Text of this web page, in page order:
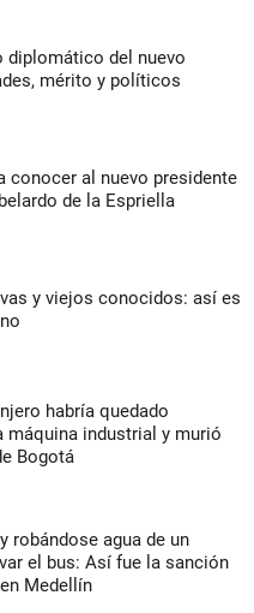
diplomático del nuevo
mérito y políticos
conocer al nuevo presidente
de la Espriella
y viejos conocidos: así es
habría quedado
máquina industrial y murió
Bogotá
robándose agua de un
el bus: Así fue la sanción
Medellín